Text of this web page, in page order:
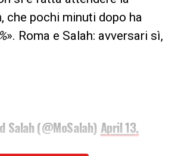
che pochi minuti dopo ha
». Roma e Salah: avversari sì,
Salah (@MoSalah) April 13,